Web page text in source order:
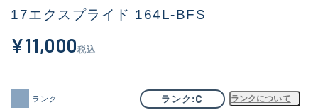
新商品(1956)
17エクスプライド 164L-BFS
¥11,000税込
ランク ランク C ランクについて